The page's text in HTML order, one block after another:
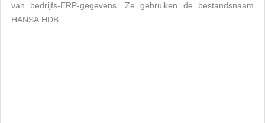
van bedrijfs-ERP-gegevens. Ze gebruiken de bestandsnaam
HANSA.HDB.